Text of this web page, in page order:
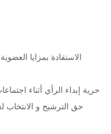
7.2 حرية إبداء الرأي أثناء